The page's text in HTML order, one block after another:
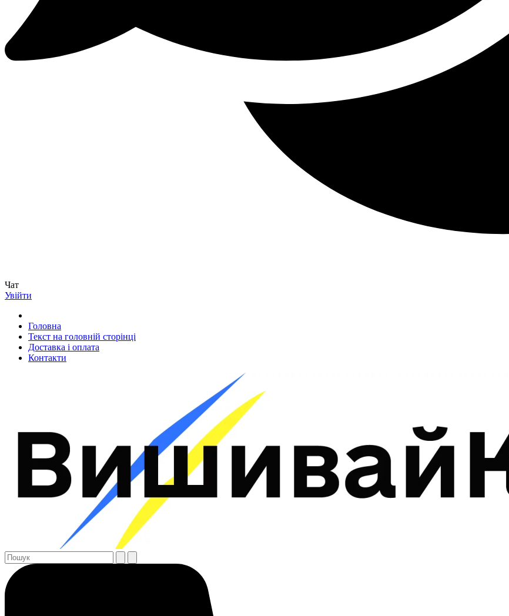
Чат
Увійти
Головна
Текст на головній сторінці
Доставка і оплата
Контакти